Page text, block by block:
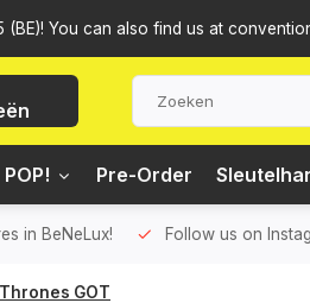
You can also find us at
Pre-Order
in BeNeLux! Follow us on
GOT